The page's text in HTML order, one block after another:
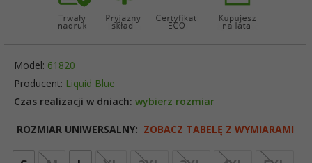
Model: 61820
Czas realizacji w dniach: wybierz rozmiar
Producent: Liquid Blue
ROZMIAR UNIWERSALNY: ZOBACZ TABELĘ Z WYMIARAMI